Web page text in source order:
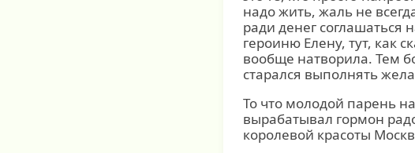
надо жить, жаль не
ради денег соглашаться
героиню Елену, тут, как
вообще натворила. Тем
старался выполнять
То что молодой парень
вырабатывал гормон
королевой красоты